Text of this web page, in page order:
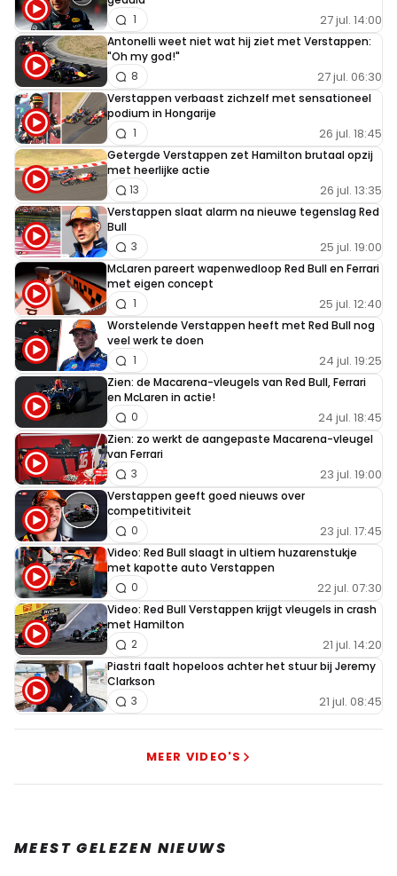
27 jul. 14:00
1
Antonelli weet niet wat hij ziet met Verstappen:
"Oh my god!"
27 jul. 06:30
8
Verstappen verbaast zichzelf met sensationeel
podium in Hongarije
26 jul. 18:45
1
Getergde Verstappen zet Hamilton brutaal opzij
met heerlijke actie
26 jul. 13:35
13
Verstappen slaat alarm na nieuwe tegenslag Red
Bull
25 jul. 19:00
3
McLaren pareert wapenwedloop Red Bull en Ferrari
met eigen concept
25 jul. 12:40
1
Worstelende Verstappen heeft met Red Bull nog
veel werk te doen
24 jul. 19:25
1
Zien: de Macarena-vleugels van Red Bull, Ferrari
en McLaren in actie!
24 jul. 18:45
0
Zien: zo werkt de aangepaste Macarena-vleugel
van Ferrari
23 jul. 19:00
3
Verstappen geeft goed nieuws over
competitiviteit
23 jul. 17:45
0
Video: Red Bull slaagt in ultiem huzarenstukje
met kapotte auto Verstappen
22 jul. 07:30
0
Video: Red Bull Verstappen krijgt vleugels in crash
met Hamilton
21 jul. 14:20
2
Piastri faalt hopeloos achter het stuur bij Jeremy
Clarkson
21 jul. 08:45
3
MEER VIDEO'S
MEEST GELEZEN NIEUWS